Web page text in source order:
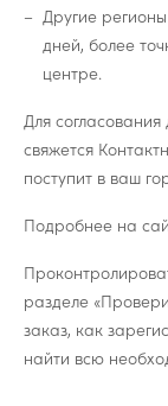
Другие
дней, более
центре.
Для
свяжется
поступит в ваш
Подробнее на
разделе
заказ, как
найти всю